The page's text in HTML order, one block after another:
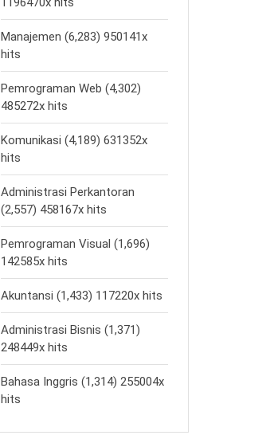
Manajemen (6,283) 950141x
hits
Pemrograman Web (4,302)
485272x hits
Komunikasi (4,189) 631352x
hits
Administrasi Perkantoran
(2,557) 458167x hits
Pemrograman Visual (1,696)
142585x hits
Akuntansi (1,433) 117220x hits
Administrasi Bisnis (1,371)
248449x hits
Bahasa Inggris (1,314) 255004x
hits